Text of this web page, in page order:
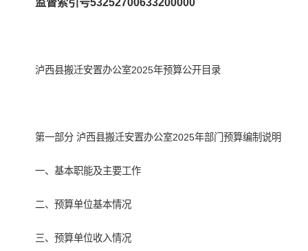
监督索引号53252700633200000
泸西县搬迁安置办公室2025年预算公开目录
第一部分 泸西县搬迁安置办公室2025年部门预算编制说明
一、基本职能及主要工作
二、预算单位基本情况
三、预算单位收入情况